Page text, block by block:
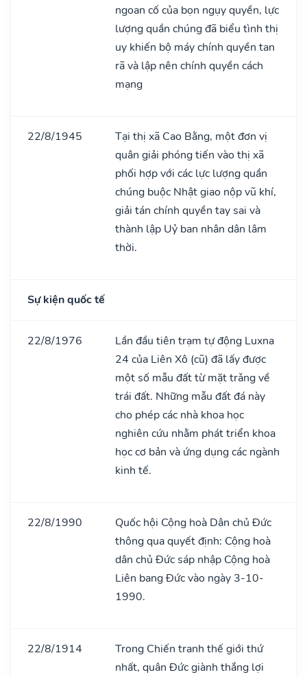
ngoan cố của bọn ngụy quyền, lực
lượng quần chúng đã biểu tình thị
uy khiến bộ máy chính quyền tan
rã và lập nên chính quyền cách
mạng
22/8/1945
Tại thị xã Cao Bằng, một đơn vị
quân giải phóng tiến vào thị xã
phối hợp với các lực lượng quần
chúng buộc Nhật giao nộp vũ khí,
giải tán chính quyền tay sai và
thành lập Uỷ ban nhân dân lâm
thời.
Sự kiện quốc tế
22/8/1976
Lần đầu tiên trạm tự động Luxna
24 của Liên Xô (cũ) đã lấy được
một số mẫu đất từ mặt trǎng về
trái đất. Những mẫu đất đá này
cho phép các nhà khoa học
nghiên cứu nhằm phát triển khoa
học cơ bản và ứng dụng các ngành
kinh tế.
22/8/1990
Quốc hội Cộng hoà Dân chủ Đức
thông qua quyết định: Cộng hoà
dân chủ Đức sáp nhập Cộng hoà
Liên bang Đức vào ngày 3-10-
1990.
22/8/1914
Trong Chiến tranh thế giới thứ
nhất, quân Đức giành thắng lợi